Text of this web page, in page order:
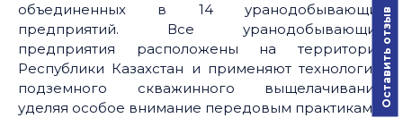
объединенных в 14 уранодобывающих
предприятий. Все уранодобывающие
предприятия расположены на территории
Республики Казахстан и применяют технологию
подземного скважинного выщелачивания,
уделяя особое внимание передовым практикам и
Оставить отзыв